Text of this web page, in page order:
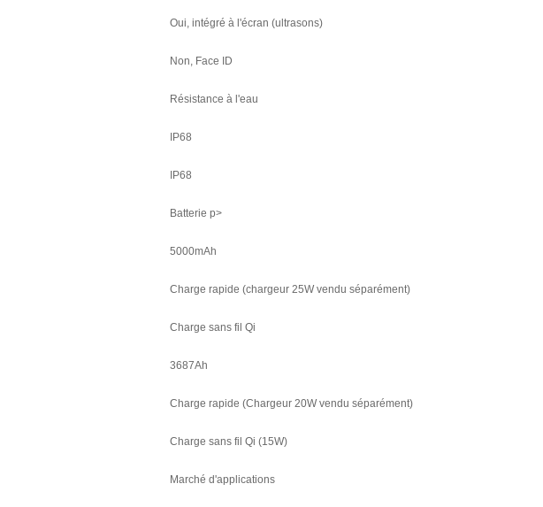
Oui, intégré à l'écran (ultrasons)
Non, Face ID
Résistance à l'eau
IP68
IP68
Batterie p>
5000mAh
Charge rapide (chargeur 25W vendu séparément)
Charge sans fil Qi
3687Ah
Charge rapide (Chargeur 20W vendu séparément)
Charge sans fil Qi (15W)
Marché d'applications